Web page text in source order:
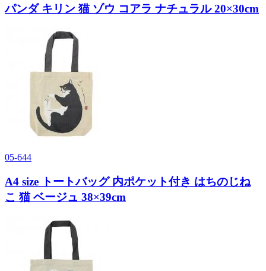
パンダ キリン 猫 ゾウ コアラ ナチュラル 20×30cm
05-644
A4 size トートバッグ 内ポケット付き はちのじね
こ 猫 ベージュ 38×39cm